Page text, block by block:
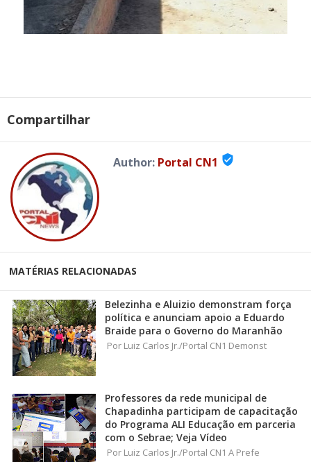
Compartilhar
Author: Portal CN1 verified_user
MATÉRIAS RELACIONADAS
Belezinha e Aluizio demonstram força
política e anunciam apoio a Eduardo
Braide para o Governo do Maranhão
Por Luiz Carlos Jr./Portal CN1 Demonst
Professores da rede municipal de
Chapadinha participam de capacitação
do Programa ALI Educação em parceria
com o Sebrae; Veja Vídeo
Por Luiz Carlos Jr./Portal CN1 A Prefe